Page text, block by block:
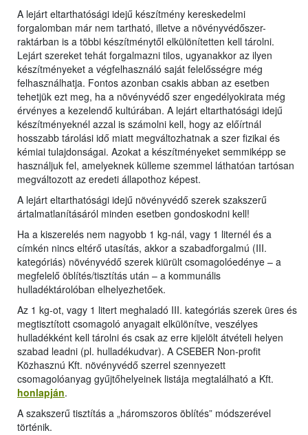
A lejárt eltarthatósági idejű készítmény kereskedelmi
forgalomban már nem tartható, illetve a növényvédőszer-
raktárban is a többi készítménytől elkülönítetten kell tárolni.
Lejárt szereket tehát forgalmazni tilos, ugyanakkor az ilyen
készítményeket a végfelhasználó saját felelősségre még
felhasználhatja. Fontos azonban csakis abban az esetben
tehetjük ezt meg, ha a növényvédő szer engedélyokirata még
érvényes a kezelendő kultúrában. A lejárt eltarthatósági idejű
készítményeknél azzal is számolni kell, hogy az előírtnál
hosszabb tárolási idő miatt megváltozhatnak a szer fizikai és
kémiai tulajdonságai. Azokat a készítményeket semmiképp se
használjuk fel, amelyeknek külleme szemmel láthatóan tartósan
megváltozott az eredeti állapothoz képest.
A lejárt eltarthatósági idejű növényvédő szerek szakszerű
ártalmatlanításáról minden esetben gondoskodni kell!
Ha a kiszerelés nem nagyobb 1 kg-nál, vagy 1 liternél és a
címkén nincs eltérő utasítás, akkor a szabadforgalmú (III.
kategóriás) növényvédő szerek kiürült csomagolóedénye – a
megfelelő öblítés/tisztítás után – a kommunális
hulladéktárolóban elhelyezhetőek.
Az 1 kg-ot, vagy 1 litert meghaladó III. kategóriás szerek üres és
megtisztított csomagoló anyagait elkülönítve, veszélyes
hulladékként kell tárolni és csak az erre kijelölt átvételi helyen
szabad leadni (pl. hulladékudvar). A CSEBER Non-profit
Közhasznú Kft. növényvédő szerrel szennyezett
csomagolóanyag gyűjtőhelyeinek listája megtalálható a Kft.
honlapján.
A szakszerű tisztítás a „háromszoros öblítés” módszerével
történik.